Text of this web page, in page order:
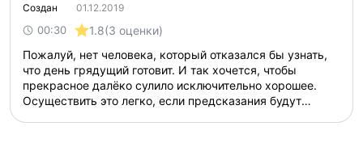
Создан 01.12.2019
00:30 1.8(3 оценки)
Пожалуй, нет человека, который отказался бы узнать,
что день грядущий готовит. И так хочется, чтобы
прекрасное далёко сулило исключительно хорошее.
Осуществить это легко, если предсказания будут